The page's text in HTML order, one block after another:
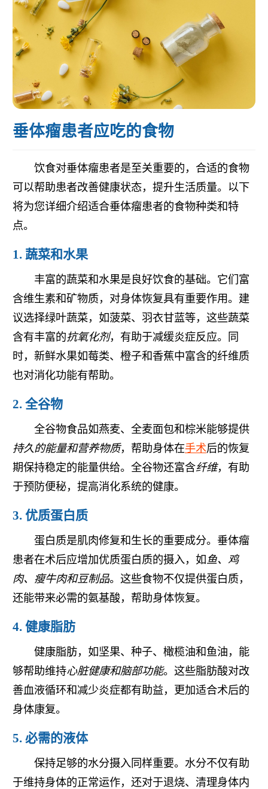
垂体瘤患者应吃的食物
饮食对垂体瘤患者是至关重要的，合适的食物
可以帮助患者改善健康状态，提升生活质量。以下
将为您详细介绍适合垂体瘤患者的食物种类和特
点。
1. 蔬菜和水果
丰富的蔬菜和水果是良好饮食的基础。它们富
含维生素和矿物质，对身体恢复具有重要作用。建
议选择绿叶蔬菜，如菠菜、羽衣甘蓝等，这些蔬菜
含有丰富的抗氧化剂，有助于减缓炎症反应。同
时，新鲜水果如莓类、橙子和香蕉中富含的纤维质
也对消化功能有帮助。
2. 全谷物
全谷物食品如燕麦、全麦面包和棕米能够提供
持久的能量和营养物质，帮助身体在手术后的恢复
期保持稳定的能量供给。全谷物还富含纤维，有助
于预防便秘，提高消化系统的健康。
3. 优质蛋白质
蛋白质是肌肉修复和生长的重要成分。垂体瘤
患者在术后应增加优质蛋白质的摄入，如 鱼、鸡
肉、瘦牛肉和豆制品。这些食物不仅提供蛋白质，
还能带来必需的氨基酸，帮助身体恢复。
4. 健康脂肪
健康脂肪，如坚果、种子、橄榄油和鱼油，能
够帮助维持心脏健康和脑部功能。这些脂肪酸对改
善血液循环和减少炎症都有助益，更加适合术后的
身体康复。
5. 必需的液体
保持足够的水分摄入同样重要。水分不仅有助
于维持身体的正常运作，还对于退烧、清理身体内